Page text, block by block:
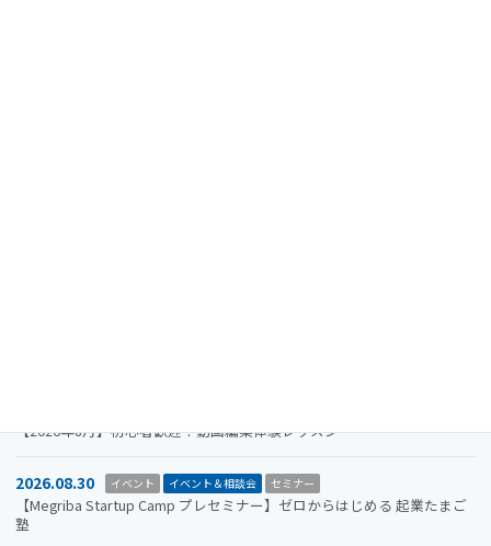
【2026年8月】初心者歓迎！動画編集体験レッスン
2026.08.30 イベント イベント＆相談会 セミナー
【Megriba Startup Camp プレセミナー】ゼロからはじめる 起業たまご
塾